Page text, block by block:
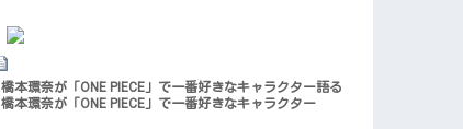
橋本環奈が「ONE PIECE」で一番好きなキャラクター語る
橋本環奈が「ONE PIECE」で一番好きなキャラクター